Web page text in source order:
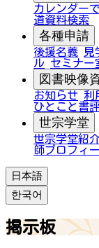
カレンダー
道資料検索
各種申請
後援名義 見
ル セミナー
図書映像
お知らせ 利
ひとこと書評
世宗学堂
世宗学堂紹
師プロフィ
日本語
한국어
掲示板